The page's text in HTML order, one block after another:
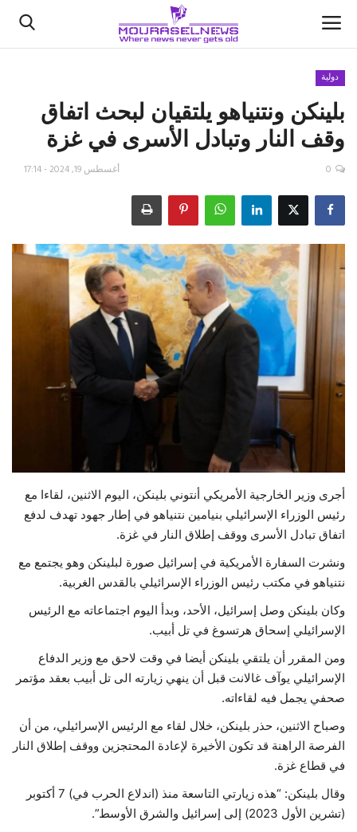
الأخبار
كتّابنا
اقتصاد
علوم وتكنولوجيا
رياضة
فيديو
حياة
دولية
بلينكن ونتنياهو يلتقيان لبحث اتفاق
وقف النار وتبادل الأسرى في غزة
أغسطس 19, 2024 - 17:14 0
أجرى وزير الخارجية الأمريكي أنتوني بلينكن، اليوم الاثنين، لقاءا مع
رئيس الوزراء الإسرائيلي بنيامين نتنياهو في إطار جهود تهدف لدفع
اتفاق تبادل الأسرى ووقف إطلاق النار في غزة.
ونشرت السفارة الأمريكية في إسرائيل صورة لبلينكن وهو يجتمع مع
نتنياهو في مكتب رئيس الوزراء الإسرائيلي بالقدس الغربية.
وكان بلينكن وصل إسرائيل، الأحد، وبدأ اليوم اجتماعاته مع الرئيس
الإسرائيلي إسحاق هرتسوغ في تل أبيب.
ومن المقرر أن يلتقي بلينكن أيضا في وقت لاحق مع وزير الدفاع
الإسرائيلي يوآف غالانت قبل أن ينهي زيارته الى تل أبيب بعقد مؤتمر
صحفي يجمل فيه لقاءاته.
وصباح الاثنين، حذر بلينكن، خلال لقاء مع الرئيس الإسرائيلي، من أن
الفرصة الراهنة قد تكون الأخيرة لإعادة المحتجزين ووقف إطلاق النار
في قطاع غزة.
وقال بلينكن: “هذه زيارتي التاسعة منذ (اندلاع الحرب في) 7 أكتوبر
(تشرين الأول 2023) إلى إسرائيل والشرق الأوسط”.